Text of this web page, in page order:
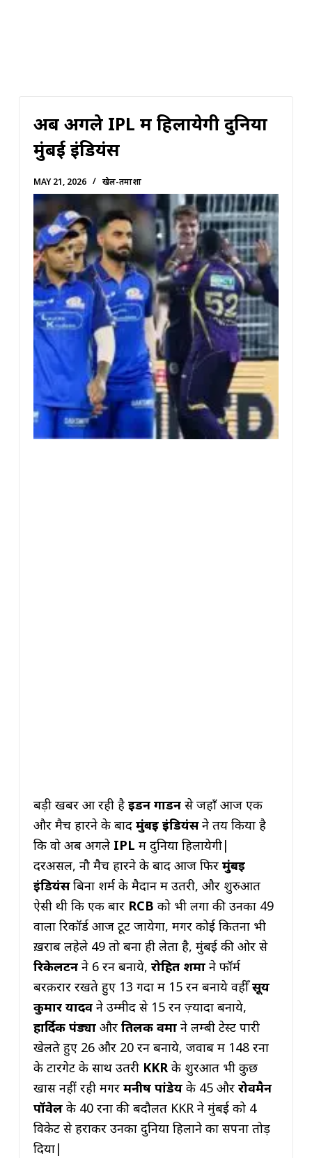
अब अगले IPL में हिलायेगी दुनिया
मुंबई इंडियंस
MAY 21, 2026 खेल-तमाशा
बड़ी खबर आ रही है ईडन गार्डनसे जहाँ आज एक
और मैच हारने के बाद मुंबई इंडियंसने तय किया है
कि वो अब अगले IPL में दुनिया हिलायेगी|
दरअसल, नौ मैच हारने के बाद आज फिर मुंबई
इंडियंसबिना शर्म के मैदान में उतरी, और शुरुआत
ऐसी थी कि एक बार RCB को भी लगा की उनका 49
वाला रिकॉर्ड आज टूट जायेगा, मगर कोई कितना भी
ख़राब लहेले 49 तो बना ही लेता है, मुंबई की ओर से
रिकेलटनने 6 रन बनाये, रोहित शर्माने फॉर्म
बरक़रार रखते हुए 13 गेंदों में 15 रन बनाये वहीँसूर्य
कुमार यादवने उम्मीद से 15 रन ज़्यादा बनाये,
हार्दिक पंड्याऔर तिलक वर्माने लम्बी टेस्ट पारी
खेलते हुए 26 और 20 रन बनाये, जवाब में 148 रनों
के टारगेट के साथ उतरी KKRके शुरआत भी कुछ
खास नहीं रही मगर मनीष पांडेयके 45 और रोवमैन
पॉवेलके 40 रनों की बदौलत KKR ने मुंबई को 4
विकेट से हराकर उनका दुनिया हिलाने का सपना तोड़
दिया|